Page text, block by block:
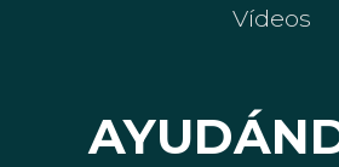
Vídeos